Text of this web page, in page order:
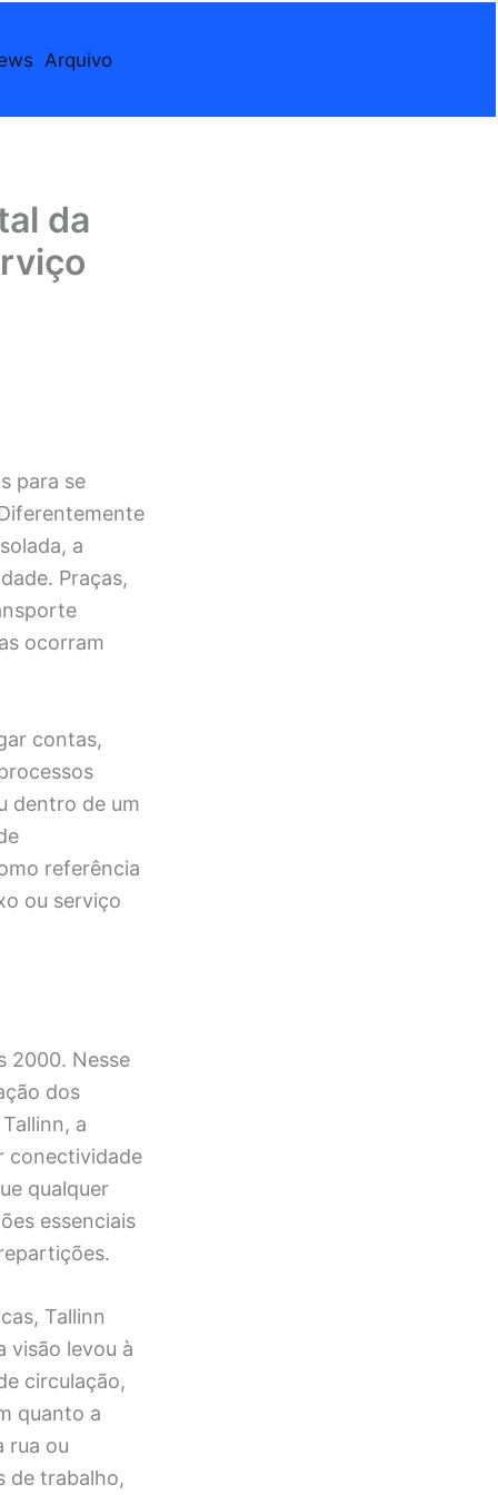
Arquivo
da
para se
a
Praças,
ocorram
contas,
dentro de um
referência
ou serviço
2000. Nesse
dos
a
conectividade
qualquer
essenciais
Tallinn
visão levou à
circulação,
quanto a
rua ou
de trabalho,